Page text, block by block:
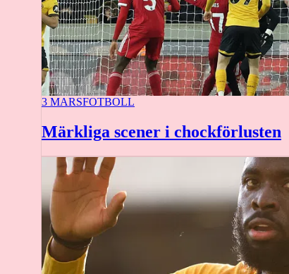
3 MARSFOTBOLL
Märkliga scener i chockförlusten